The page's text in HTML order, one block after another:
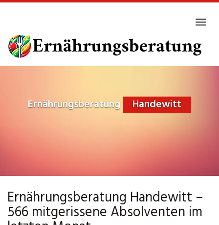
main
content
Ernährungsberatung Handewitt
Ernährungsberatung Handewitt –
566 mitgerissene Absolventen im